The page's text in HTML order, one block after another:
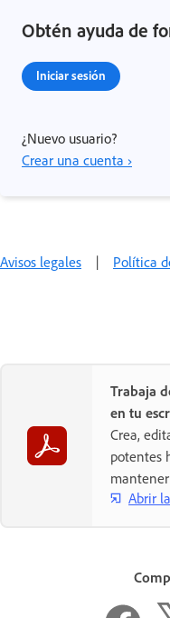
Obtén ayuda de
Iniciar sesión
¿Nuevo usuario?
Crear una cuenta ›
Avisos legales | Política
Trabaja
en tu
Crea,
potentes
Abrir